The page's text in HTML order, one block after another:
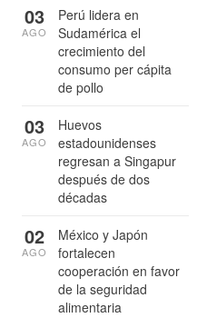
Perú lidera en
Sudamérica el
crecimiento del
consumo per cápita
de pollo
03
AGO
Huevos
estadounidenses
regresan a Singapur
después de dos
décadas
03
AGO
México y Japón
fortalecen
cooperación en favor
de la seguridad
alimentaria
02
AGO